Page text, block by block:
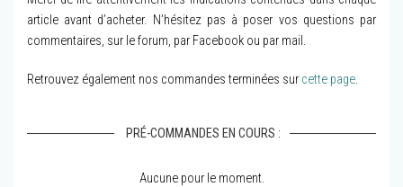
article avant d’acheter. N’hésitez pas à poser vos questions par
commentaires, sur le forum, par Facebook ou par mail.
Retrouvez également nos commandes terminées sur cette page.
PRÉ-COMMANDES EN COURS :
Aucune pour le moment.